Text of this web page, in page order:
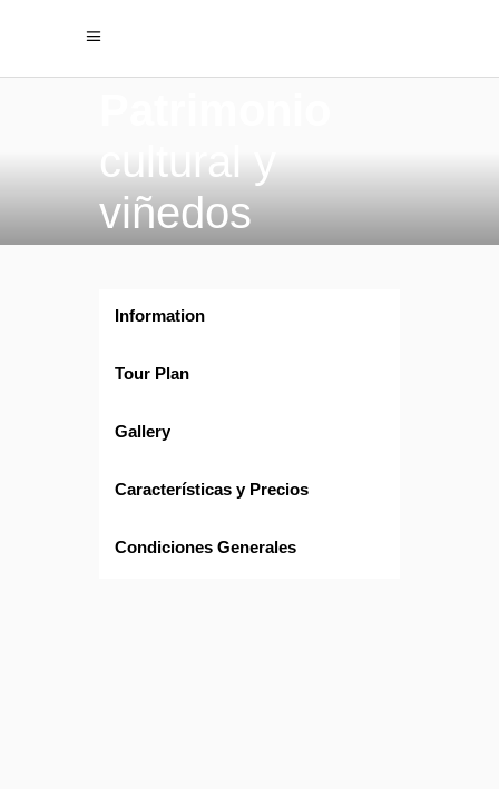
cultural y
viñedos
Information
Tour Plan
Gallery
Características y Precios
Condiciones Generales